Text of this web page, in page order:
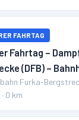
FAHRTAG
Fahrtag –
(DFB) –
Furka-
· 0 km